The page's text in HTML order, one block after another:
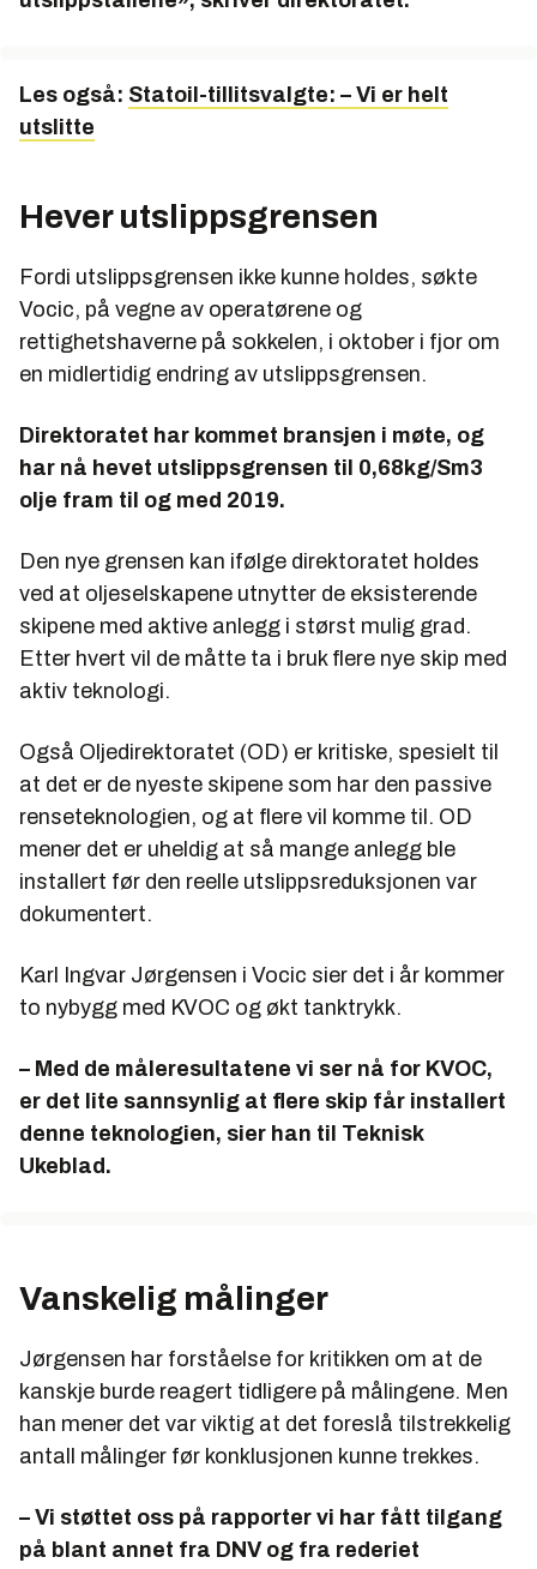
Les også: Statoil-tillitsvalgte: – Vi er helt
utslitte
Hever utslippsgrensen
Fordi utslippsgrensen ikke kunne holdes, søkte
Vocic, på vegne av operatørene og
rettighetshaverne på sokkelen, i oktober i fjor om
en midlertidig endring av utslippsgrensen.
Direktoratet har kommet bransjen i møte, og
har nå hevet utslippsgrensen til 0,68kg/Sm3
olje fram til og med 2019.
Den nye grensen kan ifølge direktoratet holdes
ved at oljeselskapene utnytter de eksisterende
skipene med aktive anlegg i størst mulig grad.
Etter hvert vil de måtte ta i bruk flere nye skip med
aktiv teknologi.
Også Oljedirektoratet (OD) er kritiske, spesielt til
at det er de nyeste skipene som har den passive
renseteknologien, og at flere vil komme til. OD
mener det er uheldig at så mange anlegg ble
installert før den reelle utslippsreduksjonen var
dokumentert.
Karl Ingvar Jørgensen i Vocic sier det i år kommer
to nybygg med KVOC og økt tanktrykk.
– Med de måleresultatene vi ser nå for KVOC,
er det lite sannsynlig at flere skip får installert
denne teknologien, sier han til Teknisk
Ukeblad.
Vanskelig målinger
Jørgensen har forståelse for kritikken om at de
kanskje burde reagert tidligere på målingene. Men
han mener det var viktig at det foreslå tilstrekkelig
antall målinger før konklusjonen kunne trekkes.
– Vi støttet oss på rapporter vi har fått tilgang
på blant annet fra DNV og fra rederiet